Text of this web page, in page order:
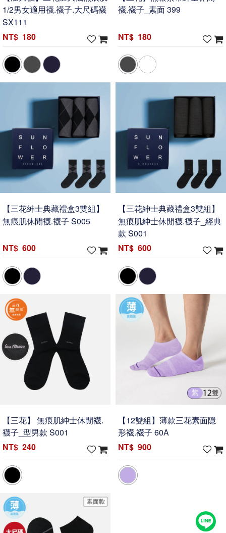
1/2男女適用襪.襪子.大尺碼襪
SX111
180
襪.襪子_素面 399
180
【三花紳士典藏禮盒3雙組】
無痕肌休閒襪.襪子 S005
600
【三花紳士典藏禮盒3雙組】
無痕肌紳士休閒襪.襪子_經典
款 S001
600
【三花】 無痕肌紳士休閒襪.
襪子_型男款 S001
240
【12雙組】薄款三花素面隱
形襪.襪子 60A
900